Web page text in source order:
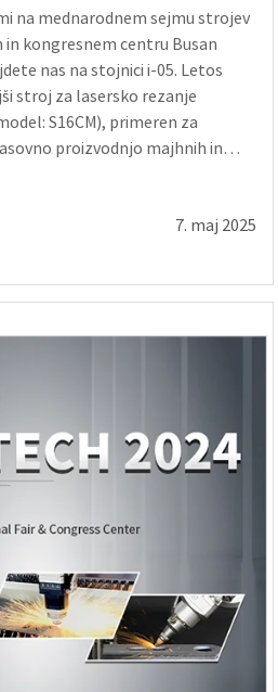
na mednarodnem sejmu strojev
in kongresnem centru Busan
nas na stojnici i-05. Letos
stroj za lasersko rezanje
S16CM), primeren za
proizvodnjo majhnih in
7. maj 2025